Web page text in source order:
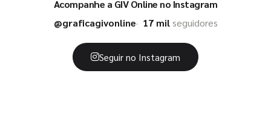
Acompanhe a GIV Online no Instagram
@graficagivonline
17 milseguidores
Seguir no Instagram